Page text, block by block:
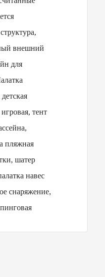
внешний
для
тент
пляжная
шатер
навес
снаряжение,